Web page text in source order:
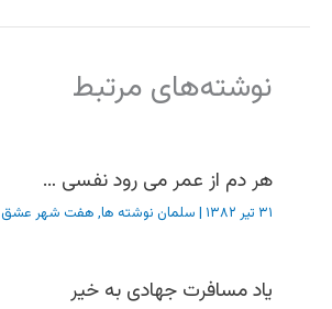
نوشته‌های مرتبط
هر دم از عمر می رود نفسی …
۳۱ تیر ۱۳۸۲ | سلمان نوشته ها, هفت شهر عشق
یاد مسافرت جهادی به خیر